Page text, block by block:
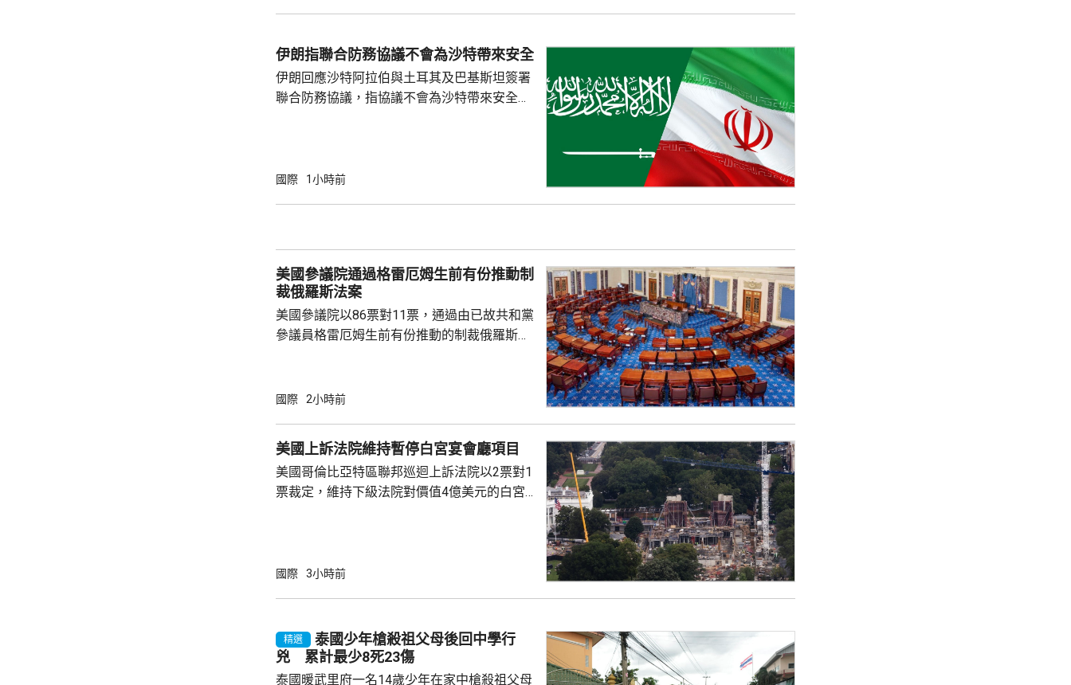
伊朗指聯合防務協議不會為沙特帶來安全
伊朗回應沙特阿拉伯與土耳其及巴基斯坦簽署
聯合防務協議，指協議不會為沙特帶來安全。
果改變政策，就不必向他人乞求安全。 自美國
國際 1小時前
美國參議院通過格雷厄姆生前有份推動制
裁俄羅斯法案
美國參議院以86票對11票，通過由已故共和黨
參議員格雷厄姆生前有份推動的制裁俄羅斯法
斯石油及天然氣的5個國家，包括中國及印度
美國現有對俄制裁措施的運油輪。 格雷厄姆與
烏克蘭總統澤連斯基關係密切，上月去世前曾
訪問烏克蘭。澤連基斯其後到華...
國際 2小時前
美國上訴法院維持暫停白宮宴會廳項目
美國哥倫比亞特區聯邦巡迴上訴法院以2票對1
票裁定，維持下級法院對價值4億美元的白宮
法律賦予總統特朗普在未經國會批准下，興建
性。
國際 3小時前
精選
泰國少年槍殺祖父母後回中學行
兇 累計最少8死23傷
泰國暖武里府一名14歲少年在家中槍殺祖父母